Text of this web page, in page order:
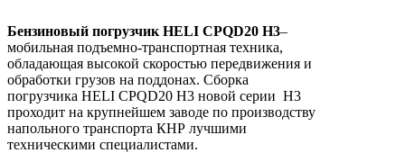
Бензиновый погрузчик HELI CPQD20 H3–
мобильная подъемно-транспортная техника,
обладающая высокой скоростью передвижения и
обработки грузов на поддонах. Сборка
погрузчика HELI CPQD20 H3 новой серии H3
проходит на крупнейшем заводе по производству
напольного транспорта КНР лучшими
техническими специалистами.